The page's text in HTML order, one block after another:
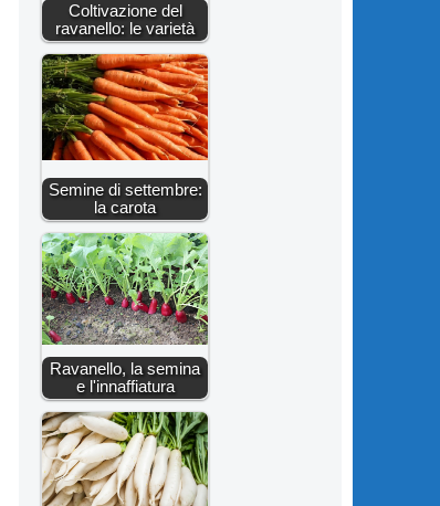
Coltivazione del
ravanello: le varietà
Semine di settembre:
la carota
Ravanello, la semina
e l'innaffiatura